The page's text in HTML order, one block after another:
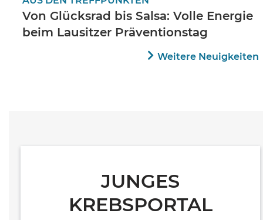
Von Glücksrad bis Salsa: Volle Energie
beim Lausitzer Präventionstag
Weitere Neuigkeiten
JUNGES
KREBSPORTAL